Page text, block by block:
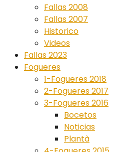
Fallas 2008
Fallas 2007
Historico
Videos
Fallas 2023
Fogueres
1-Fogueres 2018
2-Fogueres 2017
3-Fogueres 2016
Bocetos
Noticias
Plantà